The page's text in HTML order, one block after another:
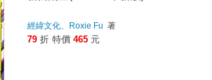
經緯文化、Roxie Fu 著
79 折 特價 465 元